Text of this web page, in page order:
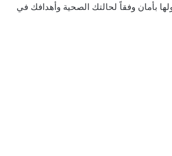
بأمان وفقاً لحالتك الصحية وأهدافك في